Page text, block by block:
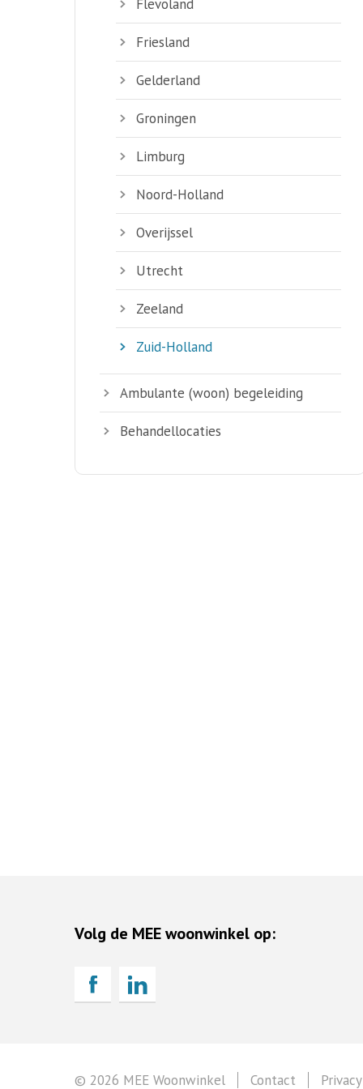
Flevoland
Friesland
Gelderland
Groningen
Limburg
Noord-Holland
Overijssel
Utrecht
Zeeland
Zuid-Holland
Ambulante (woon) begeleiding
Behandellocaties
Volg de MEE woonwinkel op:
© 2026 MEE Woonwinkel Contact Privacy